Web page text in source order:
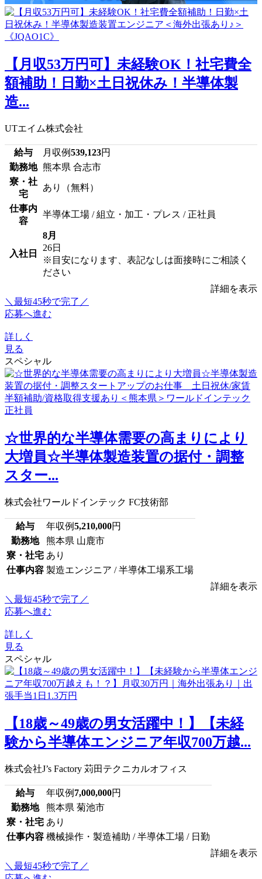
【月収53万円可】未経験OK！社宅費全
額補助！日勤×土日祝休み！半導体製
造...
UTエイム株式会社
給与 月収例539,123円
勤務地 熊本県 合志市
寮・社
宅
あり（無料）
仕事内
容
半導体工場 / 組立・加工・プレス / 正社員
入社日
8月
26日
※目安になります、表記なしは面接時にご相談く
ださい
詳細を表示
＼最短45秒で完了／
応募へ進む
詳しく
見る
スペシャル
☆世界的な半導体需要の高まりにより
大増員☆半導体製造装置の据付・調整
スター...
株式会社ワールドインテック FC技術部
給与 年収例5,210,000円
勤務地
熊本県 山鹿市
寮・社宅 あり
仕事内容 製造エンジニア / 半導体工場系工場
詳細を表示
＼最短45秒で完了／
応募へ進む
詳しく
見る
スペシャル
【18歳～49歳の男女活躍中！】【未経
験から半導体エンジニア年収700万越...
株式会社J’s Factory 苅田テクニカルオフィス
給与 年収例 7,000,000円
勤務地
熊本県 菊池市
寮・社宅 あり
仕事内容 機械操作・製造補助 / 半導体工場 / 日勤
詳細を表示
＼最短45秒で完了／